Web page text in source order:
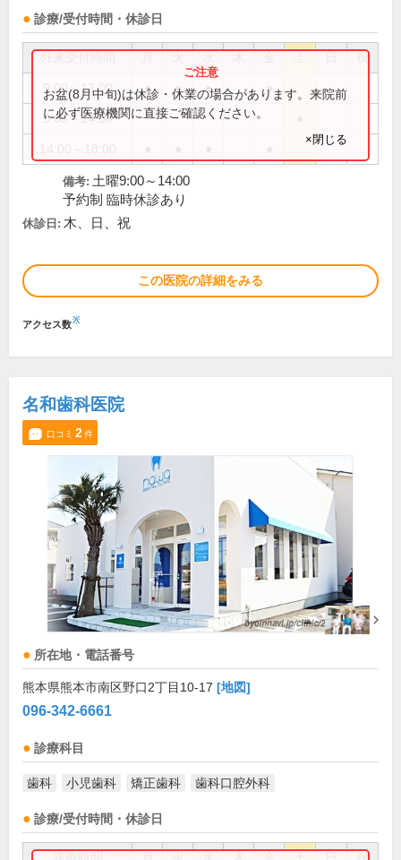
診療/受付時間・休診日
祝
9:00～13:00 ● ● ● ●
9:00～14:00
お盆(8月中旬)は休診・休業の場合があります。来院前
に必ず医療機関に直接ご確認ください。
×閉じる
備考: 土曜9:00～14:00
予約制 臨時休診あり
休診日: 木、日、祝
この医院の詳細をみる
アクセス数※
名和歯科医院
口コミ 2件
所在地・電話番号
熊本県熊本市南区野口2丁目10-17 [地図]
096-342-6661
診療科目
歯科 小児歯科 矯正歯科 歯科口腔外科
診療/受付時間・休診日